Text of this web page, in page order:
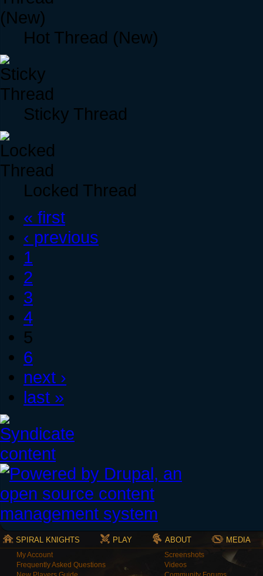
Hot Thread (New)
Sticky Thread
Locked Thread
« first
‹ previous
1
2
3
4
5
6
next ›
last »
SPIRAL KNIGHTS PLAY ABOUT MEDIA
My Account
Frequently Asked Questions
Screenshots
Videos